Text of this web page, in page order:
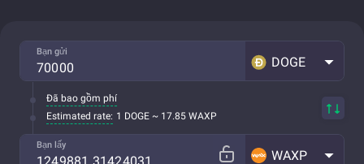
Bạn gửi
DOGE
Đã bao gồm phí
Estimated rate: 1 DOGE ~ 17.85 WAXP
Bạn lấy
WAXP